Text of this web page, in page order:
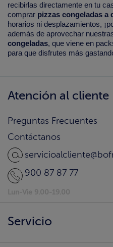
recibirlas directamente en tu
comprar pizzas congeladas a
horarios ni desplazamientos,
además de aprovechar
congeladas, que viene en
para que disfrutes más
Atención al cliente
Preguntas Frecuentes
Contáctanos
900 87 87 77
Servicio